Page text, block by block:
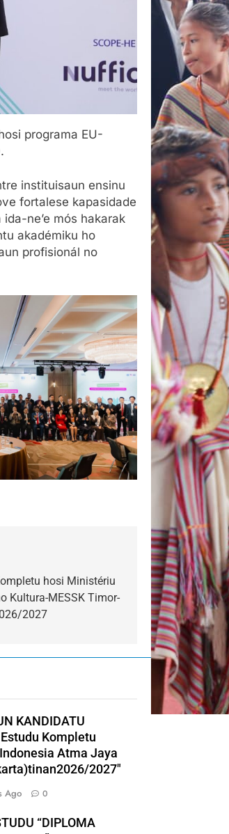
programa EU-
instituisaun ensinu
fortalese kapasidade
ne’e mós hakarak
akadémiku ho
profisionál no
hosi Ministériu
Kultura-MESSK Timor-
2027
KANDIDATU
Kompletu
Atma Jaya
2027″
Ago 0
“DIPLOMA